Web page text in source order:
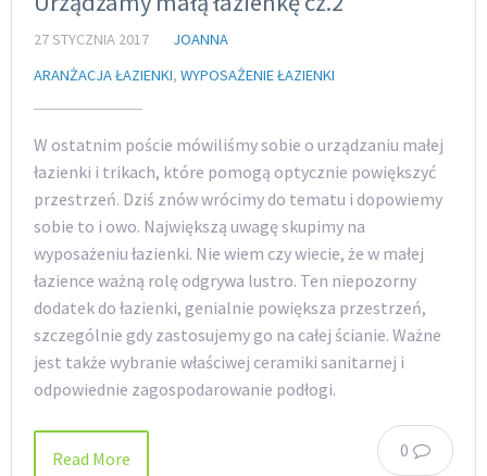
27 STYCZNIA 2017
JOANNA
ARANŻACJA ŁAZIENKI, WYPOSAŻENIE ŁAZIENKI
W ostatnim poście mówiliśmy sobie o urządzaniu małej
łazienki i trikach, które pomogą optycznie powiększyć
przestrzeń. Dziś znów wrócimy do tematu i dopowiemy
sobie to i owo. Największą uwagę skupimy na
wyposażeniu łazienki. Nie wiem czy wiecie, że w małej
łazience ważną rolę odgrywa lustro. Ten niepozorny
dodatek do łazienki, genialnie powiększa przestrzeń,
szczególnie gdy zastosujemy go na całej ścianie. Ważne
jest także wybranie właściwej ceramiki sanitarnej i
odpowiednie zagospodarowanie podłogi.
0
Read More